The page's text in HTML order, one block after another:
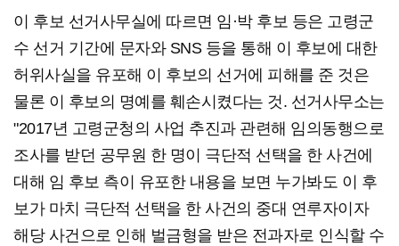
이 후보 선거사무실에 따르면 임·박 후보 등은 고령군
수 선거 기간에 문자와 SNS 등을 통해 이 후보에 대한
허위사실을 유포해 이 후보의 선거에 피해를 준 것은
물론 이 후보의 명예를 훼손시켰다는 것. 선거사무소는
"2017년 고령군청의 사업 추진과 관련해 임의동행으로
조사를 받던 공무원 한 명이 극단적 선택을 한 사건에
대해 임 후보 측이 유포한 내용을 보면 누가봐도 이 후
보가 마치 극단적 선택을 한 사건의 중대 연루자이자
해당 사건으로 인해 벌금형을 받은 전과자로 인식할 수